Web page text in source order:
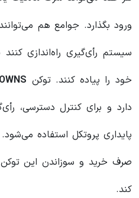
ورود بگذارد. جوامع هم
سیستم رأی‌گیری راه‌اندازی
خود را پیاده کنند. توکن
دارد و برای کنترل دسترسی،
پایداری پروتکل استفاده
صرف خرید و سوزاندن این
کند.